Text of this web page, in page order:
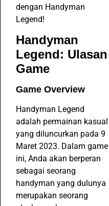
dengan Handyman
Legend!
Handyman
Legend: Ulasan
Game
Game Overview
Handyman Legend
adalah permainan kasual
yang diluncurkan pada 9
Maret 2023. Dalam game
ini, Anda akan berperan
sebagai seorang
handyman yang dulunya
merupakan seorang